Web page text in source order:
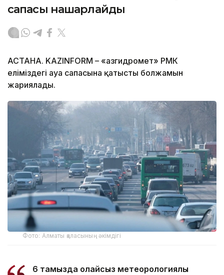
сапасы нашарлайды
АСТАНА. KAZINFORM – «Қазгидромет» РМК
еліміздегі ауа сапасына қатысты болжамын
жариялады.
Фото: Алматы қаласының әкімдігі
6 тамызда қолайсыз метеорологиялық